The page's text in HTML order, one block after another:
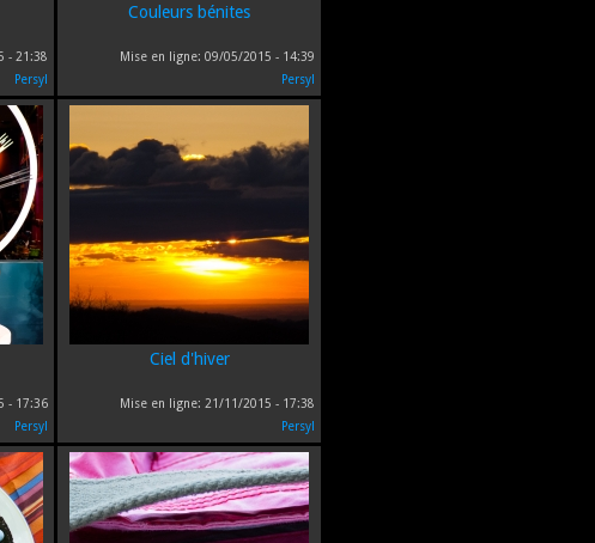
- 21:38
Persyl
Couleurs bénites
Mise en ligne: 09/05/2015 - 14:39
Persyl
- 17:36
Persyl
Ciel d'hiver
Mise en ligne: 21/11/2015 - 17:38
Persyl